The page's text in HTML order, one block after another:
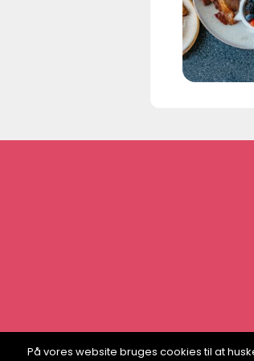
På vores website bruges cookies til at